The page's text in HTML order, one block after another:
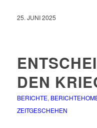
25. JUNI 2025
DEN
BERICHTE,
ZEITGESCHEHEN